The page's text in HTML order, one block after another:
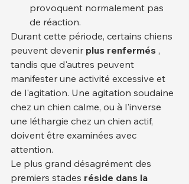
provoquent normalement pas
de réaction.
Durant cette période, certains chiens
peuvent devenir plus renfermés ,
tandis que d'autres peuvent
manifester une activité excessive et
de l'agitation. Une agitation soudaine
chez un chien calme, ou à l'inverse
une léthargie chez un chien actif,
doivent être examinées avec
attention.
Le plus grand désagrément des
premiers stades réside dans la